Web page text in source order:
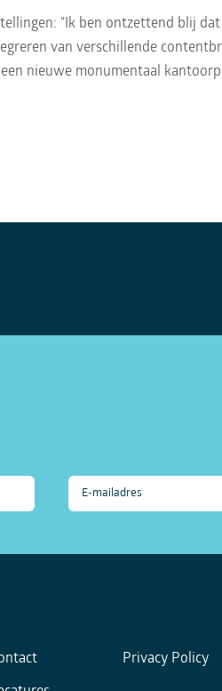
“Ik ben ontzettend blij
van verschillende
nieuwe monumentaal
Privacy Policy